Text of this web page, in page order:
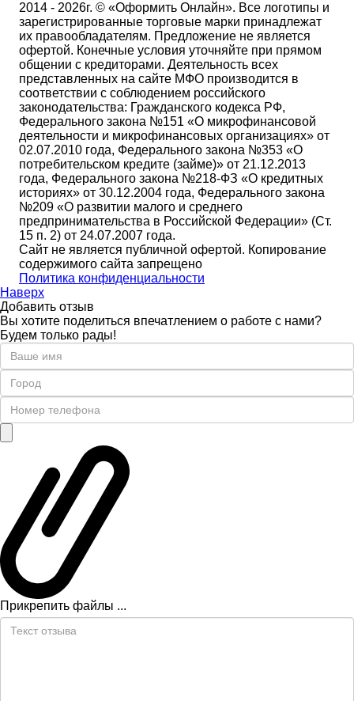
2014 - 2026г. © «Оформить Онлайн». Все логотипы и
зарегистрированные торговые марки принадлежат
их правообладателям. Предложение не является
офертой. Конечные условия уточняйте при прямом
общении с кредиторами. Деятельность всех
представленных на сайте МФО производится в
соответствии с соблюдением российского
законодательства: Гражданского кодекса РФ,
Федерального закона №151 «О микрофинансовой
деятельности и микрофинансовых организациях» от
02.07.2010 года, Федерального закона №353 «О
потребительском кредите (займе)» от 21.12.2013
года, Федерального закона №218-ФЗ «О кредитных
историях» от 30.12.2004 года, Федерального закона
№209 «О развитии малого и среднего
предпринимательства в Российской Федерации» (Ст.
15 п. 2) от 24.07.2007 года.
Сайт не является публичной офертой. Копирование
содержимого сайта запрещено
Политика конфиденциальности
Наверх
Добавить отзыв
Вы хотите поделиться впечатлением о работе с нами?
Будем только рады!
Прикрепить файлы ...